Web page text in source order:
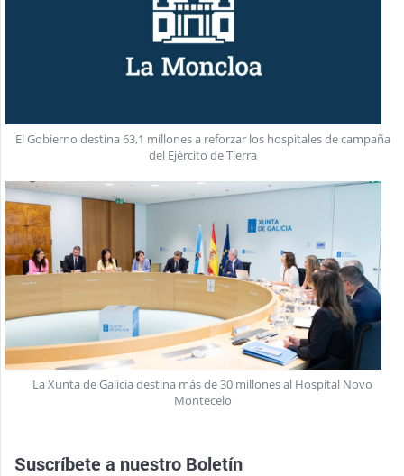
El Gobierno destina 63,1 millones a reforzar los hospitales de campaña
del Ejército de Tierra
La Xunta de Galicia destina más de 30 millones al Hospital Novo
Montecelo
Suscríbete a nuestro Boletín